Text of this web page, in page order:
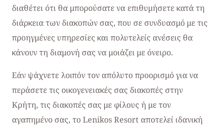
διαθέτει ότι θα μπορούσατε να επιθυμήσετε κατά τη
διάρκεια των διακοπών σας, που σε συνδυασμό με τις
προηγμένες υπηρεσίες και πολυτελείς ανέσεις θα
κάνουν τη διαμονή σας να μοιάζει με όνειρο.
Εάν ψάχνετε λοιπόν τον απόλυτο προορισμό για να
περάσετε τις οικογενειακές σας διακοπές στην
Κρήτη, τις διακοπές σας με φίλους ή με τον
αγαπημένο σας, το Lenikos Resort αποτελεί ιδανική